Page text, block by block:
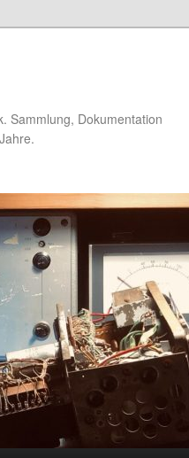
Sammlung, Dokumentation